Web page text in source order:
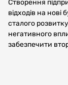
Створення
відходів на
сталого
негативного
забезпечити
Необхідність
відходами стає